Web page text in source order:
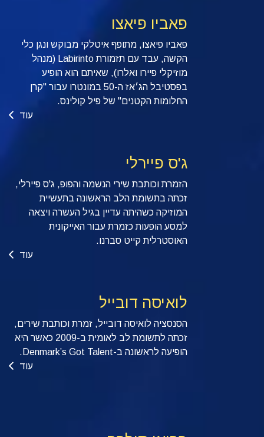
פאביו פיאצו
פאביו פיאצו, מתופף איטלקי מבוקש ונגן כלי
הקשה, עבד עם תזמורת Labirinto (מנהל
מוזיקלי פיירו ואלרו), שאיתם הוא הופיע
בפסטיבל הג׳אז ה-50 במונטרו עבור "קרן
החלומות הקטנים" של פיל קולינס.
עוד
ג'ס פיירלי
הזמרת וכותבת שירי הנשמה והפופ, ג'ס פיירלי,
זכתה בתשומת הלב הראשונה בתעשיית
המוזיקה כשהיתה עדיין בגיל העשרה ויצאה
למסע הופעות כזמרת עבור האייקונית
האוסטרלית קייט סברנו.
עוד
לואיסה דובייל
הסנסציה לואיסה דובייל, זמרת וכותבת שירים,
זכתה לתשומת לב לאומית ב-2009 כאשר היא
הופיעה לראשונה ב-Denmark’s Got Talent.
עוד